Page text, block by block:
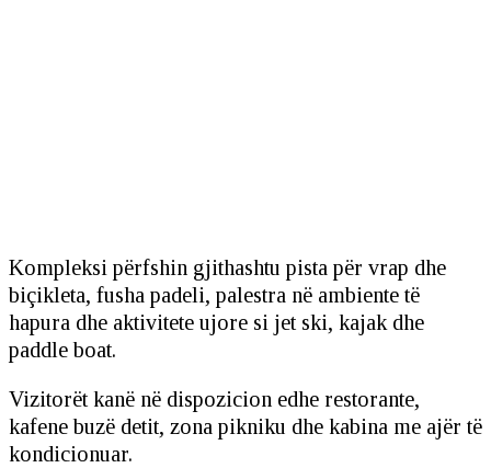
Kompleksi përfshin gjithashtu pista për vrap dhe
biçikleta, fusha padeli, palestra në ambiente të
hapura dhe aktivitete ujore si jet ski, kajak dhe
paddle boat.
Vizitorët kanë në dispozicion edhe restorante,
kafene buzë detit, zona pikniku dhe kabina me ajër të
kondicionuar.